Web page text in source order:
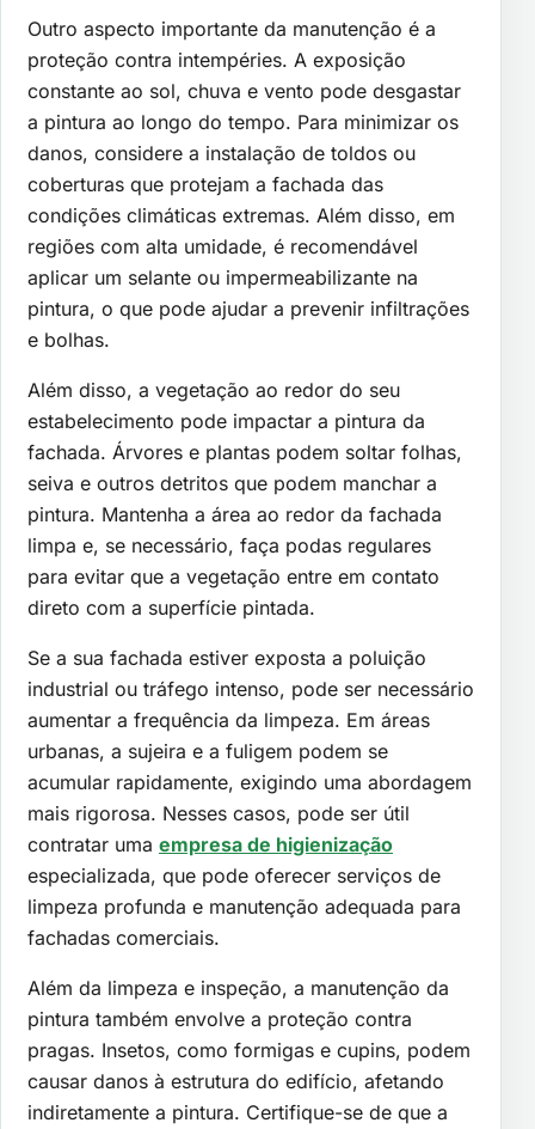
Outro aspecto importante da manutenção é a
proteção contra intempéries. A exposição
constante ao sol, chuva e vento pode desgastar
a pintura ao longo do tempo. Para minimizar os
danos, considere a instalação de toldos ou
coberturas que protejam a fachada das
condições climáticas extremas. Além disso, em
regiões com alta umidade, é recomendável
aplicar um selante ou impermeabilizante na
pintura, o que pode ajudar a prevenir infiltrações
e bolhas.
Além disso, a vegetação ao redor do seu
estabelecimento pode impactar a pintura da
fachada. Árvores e plantas podem soltar folhas,
seiva e outros detritos que podem manchar a
pintura. Mantenha a área ao redor da fachada
limpa e, se necessário, faça podas regulares
para evitar que a vegetação entre em contato
direto com a superfície pintada.
Se a sua fachada estiver exposta a poluição
industrial ou tráfego intenso, pode ser necessário
aumentar a frequência da limpeza. Em áreas
urbanas, a sujeira e a fuligem podem se
acumular rapidamente, exigindo uma abordagem
mais rigorosa. Nesses casos, pode ser útil
contratar uma empresa de higienização
especializada, que pode oferecer serviços de
limpeza profunda e manutenção adequada para
fachadas comerciais.
Além da limpeza e inspeção, a manutenção da
pintura também envolve a proteção contra
pragas. Insetos, como formigas e cupins, podem
causar danos à estrutura do edifício, afetando
indiretamente a pintura. Certifique-se de que a